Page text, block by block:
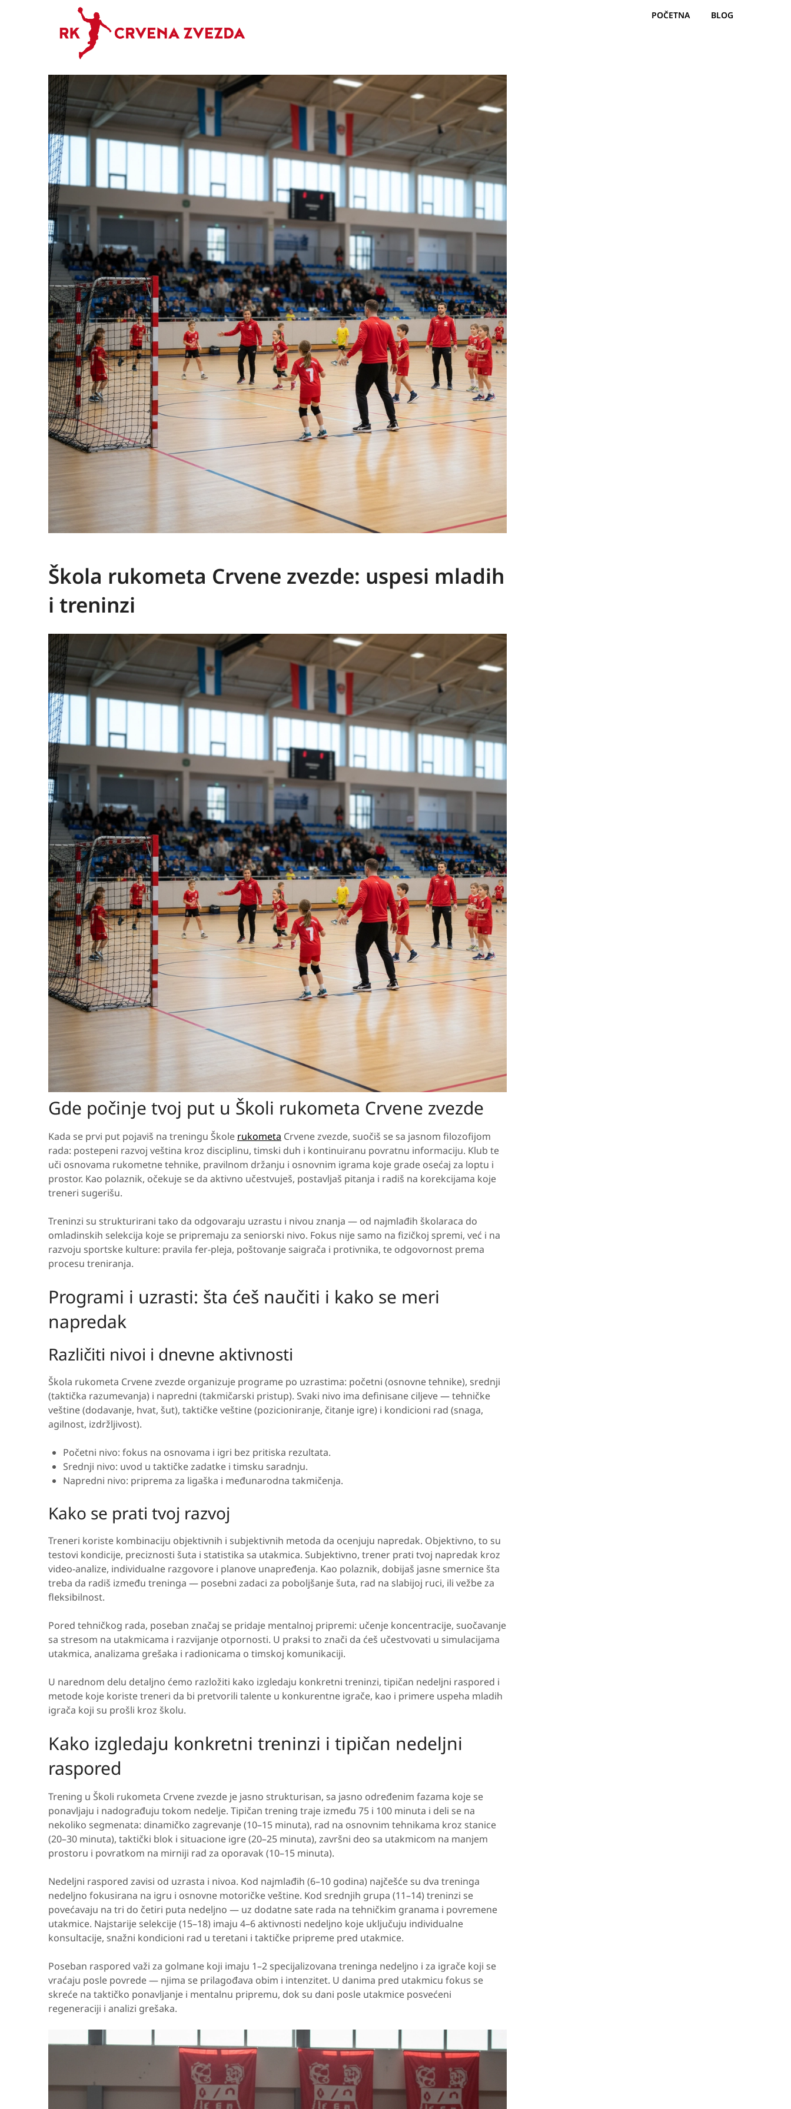
POČETNA BLOG
Škola rukometa Crvene zvezde: uspesi mladih
i treninzi
Gde počinje tvoj put u Školi rukometa Crvene zvezde
Kada se prvi put pojaviš na treningu Škole rukometa Crvene zvezde, suočiš se sa jasnom filozofijom
rada: postepeni razvoj veština kroz disciplinu, timski duh i kontinuiranu povratnu informaciju. Klub te
uči osnovama rukometne tehnike, pravilnom držanju i osnovnim igrama koje grade osećaj za loptu i
prostor. Kao polaznik, očekuje se da aktivno učestvuješ, postavljaš pitanja i radiš na korekcijama koje
treneri sugerišu.
Treninzi su strukturirani tako da odgovaraju uzrastu i nivou znanja — od najmlađih školaraca do
omladinskih selekcija koje se pripremaju za seniorski nivo. Fokus nije samo na fizičkoj spremi, već i na
razvoju sportske kulture: pravila fer-pleja, poštovanje saigrača i protivnika, te odgovornost prema
procesu treniranja.
Programi i uzrasti: šta ćeš naučiti i kako se meri
napredak
Različiti nivoi i dnevne aktivnosti
Škola rukometa Crvene zvezde organizuje programe po uzrastima: početni (osnovne tehnike), srednji
(taktička razumevanja) i napredni (takmičarski pristup). Svaki nivo ima definisane ciljeve — tehničke
veštine (dodavanje, hvat, šut), taktičke veštine (pozicioniranje, čitanje igre) i kondicioni rad (snaga,
agilnost, izdržljivost).
Početni nivo: fokus na osnovama i igri bez pritiska rezultata.
Srednji nivo: uvod u taktičke zadatke i timsku saradnju.
Napredni nivo: priprema za ligaška i međunarodna takmičenja.
Kako se prati tvoj razvoj
Treneri koriste kombinaciju objektivnih i subjektivnih metoda da ocenjuju napredak. Objektivno, to su
testovi kondicije, preciznosti šuta i statistika sa utakmica. Subjektivno, trener prati tvoj napredak kroz
video-analize, individualne razgovore i planove unapređenja. Kao polaznik, dobijaš jasne smernice šta
treba da radiš između treninga — posebni zadaci za poboljšanje šuta, rad na slabijoj ruci, ili vežbe za
fleksibilnost.
Pored tehničkog rada, poseban značaj se pridaje mentalnoj pripremi: učenje koncentracije, suočavanje
sa stresom na utakmicama i razvijanje otpornosti. U praksi to znači da ćeš učestvovati u simulacijama
utakmica, analizama grešaka i radionicama o timskoj komunikaciji.
U narednom delu detaljno ćemo razložiti kako izgledaju konkretni treninzi, tipičan nedeljni raspored i
metode koje koriste treneri da bi pretvorili talente u konkurentne igrače, kao i primere uspeha mladih
igrača koji su prošli kroz školu.
Kako izgledaju konkretni treninzi i tipičan nedeljni
raspored
Trening u Školi rukometa Crvene zvezde je jasno strukturisan, sa jasno određenim fazama koje se
ponavljaju i nadograđuju tokom nedelje. Tipičan trening traje između 75 i 100 minuta i deli se na
nekoliko segmenata: dinamičko zagrevanje (10–15 minuta), rad na osnovnim tehnikama kroz stanice
(20–30 minuta), taktički blok i situacione igre (20–25 minuta), završni deo sa utakmicom na manjem
prostoru i povratkom na mirniji rad za oporavak (10–15 minuta).
Nedeljni raspored zavisi od uzrasta i nivoa. Kod najmlađih (6–10 godina) najčešće su dva treninga
nedeljno fokusirana na igru i osnovne motoričke veštine. Kod srednjih grupa (11–14) treninzi se
povećavaju na tri do četiri puta nedeljno — uz dodatne sate rada na tehničkim granama i povremene
utakmice. Najstarije selekcije (15–18) imaju 4–6 aktivnosti nedeljno koje uključuju individualne
konsultacije, snažni kondicioni rad u teretani i taktičke pripreme pred utakmice.
Poseban raspored važi za golmane koji imaju 1–2 specijalizovana treninga nedeljno i za igrače koji se
vraćaju posle povrede — njima se prilagođava obim i intenzitet. U danima pred utakmicu fokus se
skreće na taktičko ponavljanje i mentalnu pripremu, dok su dani posle utakmice posvećeni
regeneraciji i analizi grešaka.